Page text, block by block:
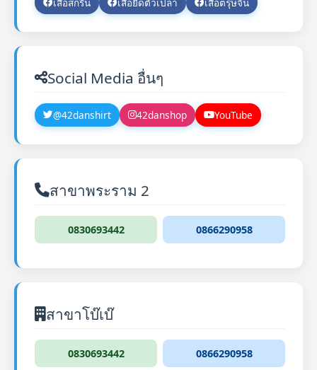
Social Media อื่นๆ
@42danshirt 42danshop YouTube
สาขาพระราม 2
0830693442 0866290958
สาขาโบ๊เบ๊
0830693442 0866290958